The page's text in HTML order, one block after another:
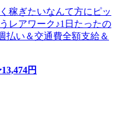
稼ぎたいなんて方にピッ
レアワーク♪1日たったの
払い＆交通費全額支給＆
13,474円